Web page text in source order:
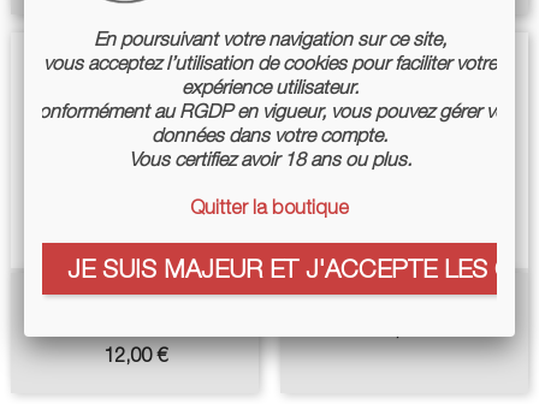
Temprano VDF 2025 -
Prix
12,00 €
Chut ! 2021 - Andiran
En poursuivant votre navigation sur ce site,
vous acceptez l’utilisation de cookies pour faciliter votre
expérience utilisateur.
Conformément au RGDP en vigueur, vous pouvez gérer vos
données dans votre compte.
Vous certifiez avoir 18 ans ou plus.
Quitter la boutique
JE SUIS MAJEUR ET J'ACCEPTE LES